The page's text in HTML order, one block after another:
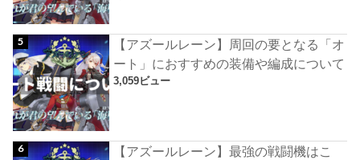
【アズールレーン】周回の要となる「オ
ート」におすすめの装備や編成について
3,059ビュー
【アズールレーン】最強の戦闘機はこ